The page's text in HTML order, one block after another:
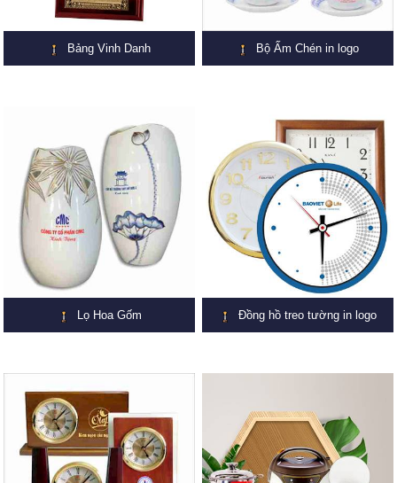
Bảng Vinh Danh Bộ Ấm Chén in logo
Lọ Hoa Gốm Đồng hồ treo tường in logo